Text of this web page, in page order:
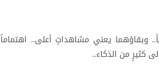
وبقاؤهما يعني مشاهداتٍ أعلى.. اهتماماً
كثيرٍ من الذكاء..